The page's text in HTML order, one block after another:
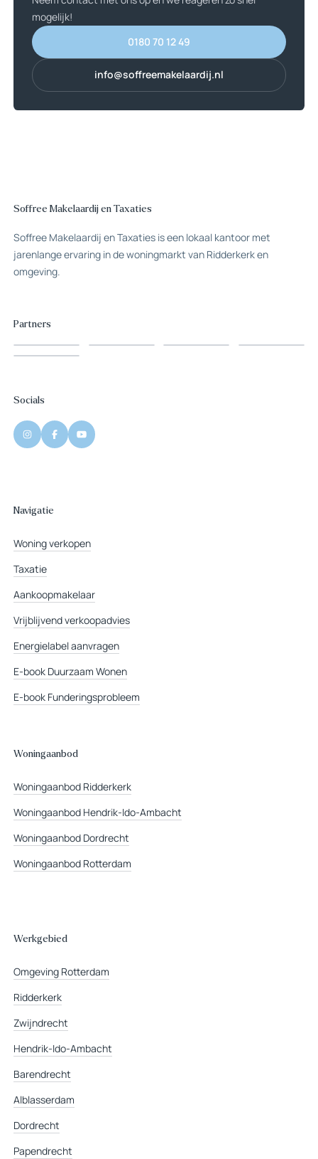
mogelijk!
0180 70 12 49
0180 70 12 49
info@soffreemakelaardij.nl
info@soffreemakelaardij.nl
Soffree Makelaardij en Taxaties
Soffree Makelaardij en Taxaties is een lokaal kantoor met
jarenlange ervaring in de woningmarkt van Ridderkerk en
omgeving.
Partners
Socials
Navigatie
Woning verkopen
Taxatie
Aankoopmakelaar
Vrijblijvend verkoopadvies
Energielabel aanvragen
E-book Duurzaam Wonen
E-book Funderingsprobleem
Woningaanbod
Woningaanbod Ridderkerk
Woningaanbod Hendrik-Ido-Ambacht
Woningaanbod Dordrecht
Woningaanbod Rotterdam
Werkgebied
Omgeving Rotterdam
Ridderkerk
Zwijndrecht
Hendrik-Ido-Ambacht
Barendrecht
Alblasserdam
Dordrecht
Papendrecht